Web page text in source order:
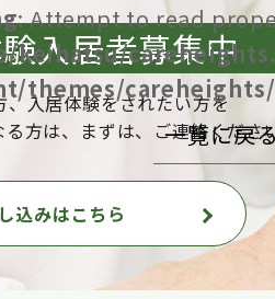
: Attempt to read
keihatsu/
themes/
一覧に戻
入居者募集中
入居体験をされたい方を
方は、まずは、ご連絡くださ
込みはこちら